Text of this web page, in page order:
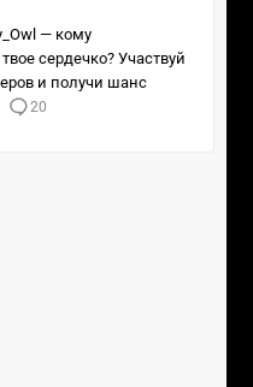
— кому
сердечко? Участвуй
и получи шанс
20